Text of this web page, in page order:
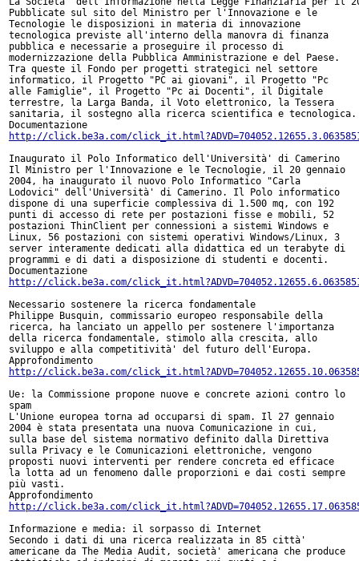
Pubblicate sul sito del Ministro per l'Innovazione e le
Tecnologie le disposizioni in materia di innovazione
tecnologica previste all'interno della manovra di finanza
pubblica e necessarie a proseguire il processo di
modernizzazione della Pubblica Amministrazione e del Paese.
Tra queste il Fondo per progetti strategici nel settore
informatico, il Progetto "PC ai giovani", il Progetto "Pc
alle Famiglie", il Progetto "Pc ai Docenti", il Digitale
terrestre, la Larga Banda, il Voto elettronico, la Tessera
sanitaria, il sostegno alla ricerca scientifica e tecnologica.
Documentazione
http://click.be3a.com/
Inaugurato il Polo Informatico dell'Università' di Camerino
Il Ministro per l'Innovazione e le Tecnologie, il 20 gennaio
2004, ha inaugurato il nuovo Polo Informatico "Carla
Lodovici" dell'Università' di Camerino. Il Polo informatico
dispone di una superficie complessiva di 1.500 mq, con 192
punti di accesso di rete per postazioni fisse e mobili, 52
postazioni ThinClient per connessioni a sistemi Windows e
Linux, 56 postazioni con sistemi operativi Windows/Linux, 3
server interamente dedicati alla didattica ed un terabyte di
programmi e di dati a disposizione di studenti e docenti.
Documentazione
http://click.be3a.com/
Necessario sostenere la ricerca fondamentale
Philippe Busquin, commissario europeo responsabile della
ricerca, ha lanciato un appello per sostenere l'importanza
della ricerca fondamentale, stimolo alla crescita, allo
sviluppo e alla competitività' del futuro dell'Europa.
Approfondimento
http://click.be3a.com/
Ue: la Commissione propone nuove e concrete azioni contro lo
spam
L'Unione europea torna ad occuparsi di spam. Il 27 gennaio
2004 è stata presentata una nuova Comunicazione in cui,
sulla base del sistema normativo definito dalla Direttiva
sulla Privacy e le Comunicazioni elettroniche, vengono
proposti nuovi interventi per rendere concreta ed efficace
la lotta ad un fenomeno dalle proporzioni e dai costi sempre
più vasti.
Approfondimento
http://click.be3a.com/
Informazione e media: il sorpasso di Internet
Secondo i dati di una ricerca realizzata in 85 città'
americane da The Media Audit, società' americana che produce